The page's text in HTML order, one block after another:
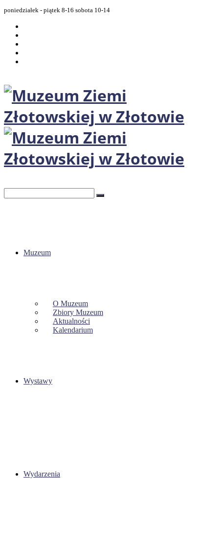
poniedziałek - piątek 8-16 sobota 10-14
Muzeum
O Muzeum
Zbiory Muzeum
Aktualności
Kalendarium
Wystawy
Wydarzenia